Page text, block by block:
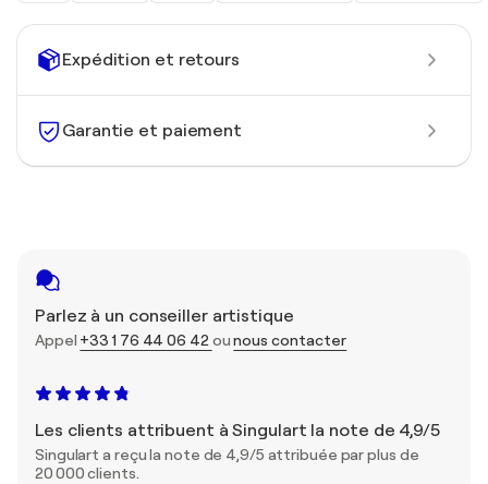
Expédition et retours
Garantie et paiement
Parlez à un conseiller artistique
Appel +33 1 76 44 06 42ounous contacter
Les clients attribuent à Singulart la note de 4,9/5
Singulart a reçu la note de 4,9/5 attribuée par plus de
20 000 clients.